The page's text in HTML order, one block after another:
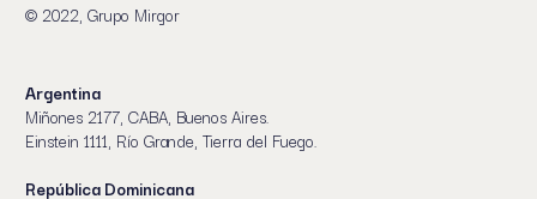
© 2022, Grupo Mirgor
Argentina
Miñones 2177, CABA, Buenos Aires.
Einstein 1111, Río Grande, Tierra del Fuego.
República Dominicana